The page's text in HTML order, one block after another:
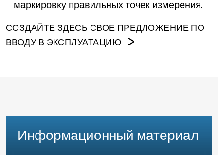
маркировку правильных точек измерения.
СОЗДАЙТЕ ЗДЕСЬ СВОЕ ПРЕДЛОЖЕНИЕ ПО
ВВОДУ В ЭКСПЛУАТАЦИЮ
Информационный материал